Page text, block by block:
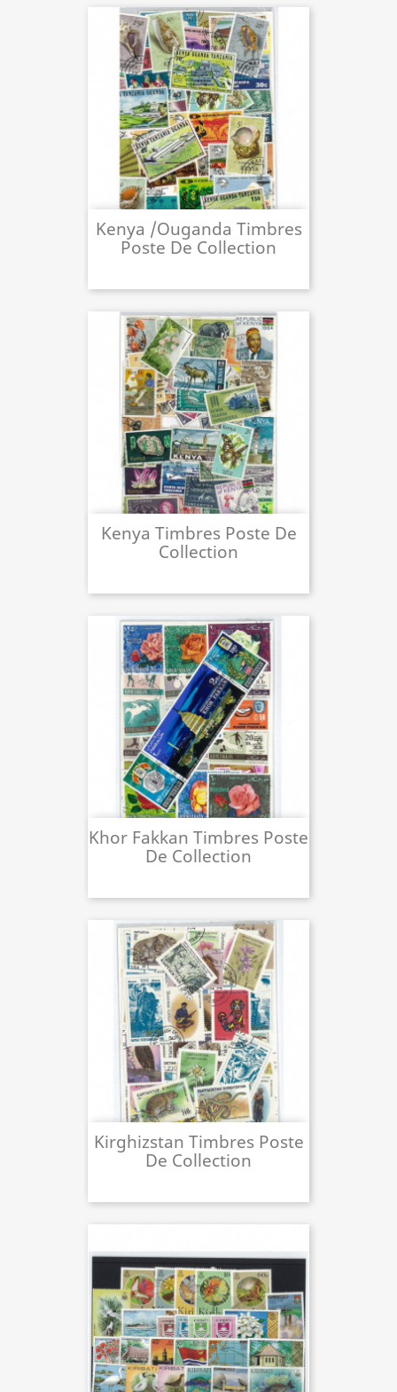
Kenya /ouganda Timbres
Poste De Collection
Kenya Timbres Poste De
Collection
Khor Fakkan Timbres Poste
De Collection
Kirghizstan Timbres Poste
De Collection